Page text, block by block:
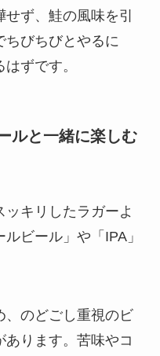
ず、鮭の風味を引
ちびちびとやるに
ずです。
ルと一緒に楽しむ
キリしたラガーよ
ビール」や「IPA」
、のどごし重視のビ
ります。苦味やコ